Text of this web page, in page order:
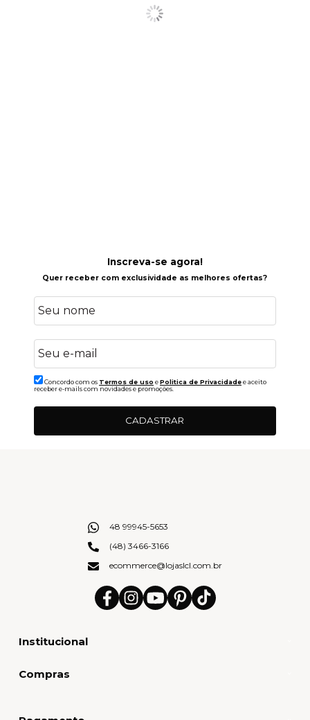
Inscreva-se agora!
Quer receber com exclusividade as melhores ofertas?
Concordo com os Termos de uso ePolitica de Privacidadee aceito
receber e-mails com novidades e promoções.
CADASTRAR
Institucional
Compras
48 99945-5653
(48) 3466-3166
ecommerce@lojaslcl.com.br